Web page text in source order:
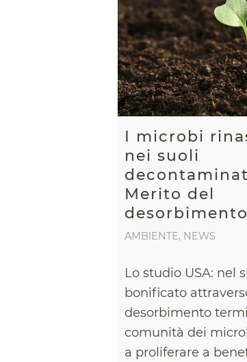
I microbi
nei suoli
Merito del
desorbimento
AMBIENTE, NEWS
Lo studio USA: nel
bonificato
desorbimento
comunità dei
a proliferare a